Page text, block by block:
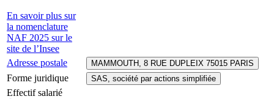
En savoir plus sur
la nomenclature
NAF 2025 sur le
site de l’Insee
Adresse postale MAMMOUTH, 8 RUE DUPLEIX 75015 PARIS
Forme juridique SAS, société par actions simplifiée
Effectif salarié